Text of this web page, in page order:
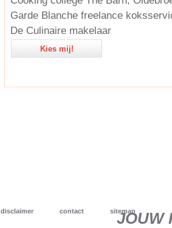
Garde Blanche freelance
De Culinaire makelaar
Kies mij!
disclaimer contact sitemap
JOUW